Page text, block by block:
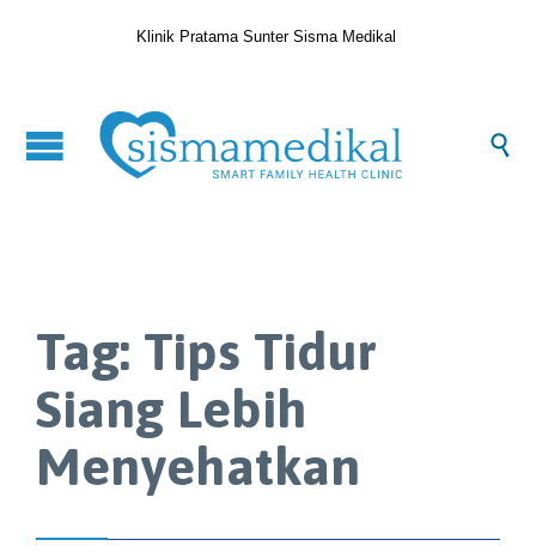
Klinik Pratama Sunter Sisma Medikal

Tag: Tips Tidur
Siang Lebih
Menyehatkan